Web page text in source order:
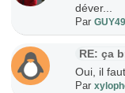
déver...
ParGUY49
RE: ça
Oui, il
Par